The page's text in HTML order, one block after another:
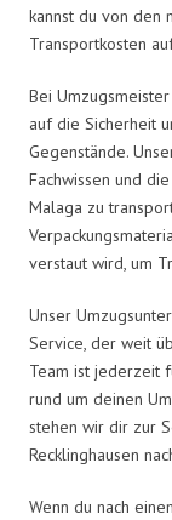
kannst du von den
Transportkosten
Bei
auf die Sicherheit
Gegenstände.
Fachwissen und
Malaga zu
verstaut wird, um
Unser
Service, der weit
Team ist jederzeit
rund um deinen
stehen wir dir zur
Recklinghausen
Wenn du nach